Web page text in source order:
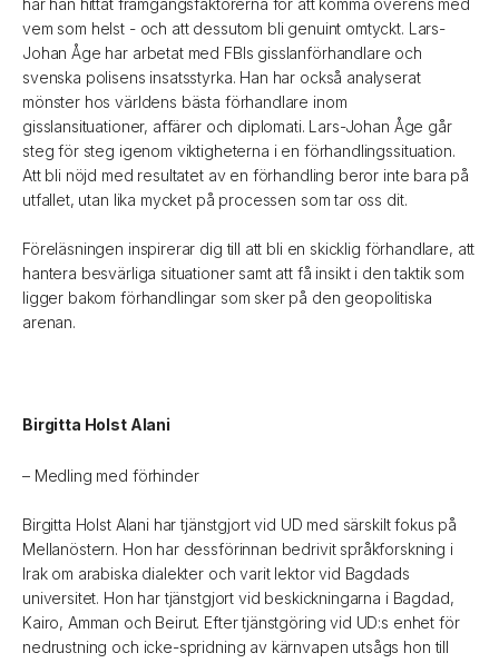
har han hittat framgångsfaktorerna för att komma överens med
vem som helst - och att dessutom bli genuint omtyckt. Lars-
Johan Åge har arbetat med FBIs gisslanförhandlare och
svenska polisens insatsstyrka. Han har också analyserat
mönster hos världens bästa förhandlare inom
gisslansituationer, affärer och diplomati. Lars-Johan Åge går
steg för steg igenom viktigheterna i en förhandlingssituation.
Att bli nöjd med resultatet av en förhandling beror inte bara på
utfallet, utan lika mycket på processen som tar oss dit.
Föreläsningen inspirerar dig till att bli en skicklig förhandlare, att
hantera besvärliga situationer samt att få insikt i den taktik som
ligger bakom förhandlingar som sker på den geopolitiska
arenan.
Birgitta Holst Alani
– Medling med förhinder
Birgitta Holst Alani har tjänstgjort vid UD med särskilt fokus på
Mellanöstern. Hon har dessförinnan bedrivit språkforskning i
Irak om arabiska dialekter och varit lektor vid Bagdads
universitet. Hon har tjänstgjort vid beskickningarna i Bagdad,
Kairo, Amman och Beirut. Efter tjänstgöring vid UD:s enhet för
nedrustning och icke-spridning av kärnvapen utsågs hon till